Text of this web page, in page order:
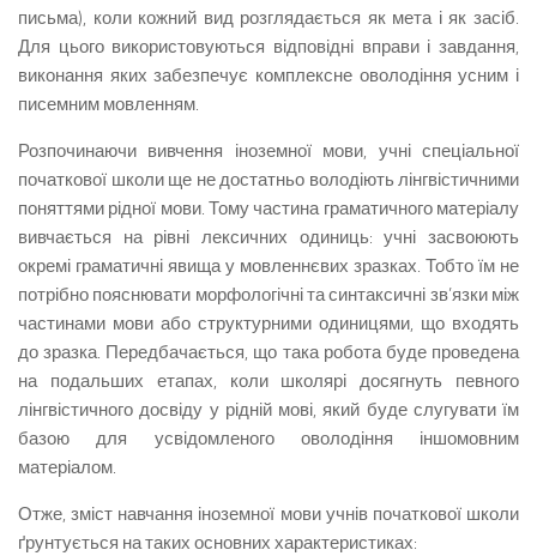
письма), коли кожний вид розглядається як мета і як засіб.
Для цього використовуються відповідні вправи і завдання,
виконання яких забезпечує комплексне оволодіння усним і
писемним мовленням.
Розпочинаючи вивчення іноземної мови, учні спеціальної
початкової школи ще не достатньо володіють лінгвістичними
поняттями рідної мови. Тому частина граматичного матеріалу
вивчається на рівні лексичних одиниць: учні засвоюють
окремі граматичні явища у мовленнєвих зразках. Тобто їм не
потрібно пояснювати морфологічні та синтаксичні зв’язки між
частинами мови або структурними одиницями, що входять
до зразка. Передбачається, що така робота буде проведена
на подальших етапах, коли школярі досягнуть певного
лінгвістичного досвіду у рідній мові, який буде слугувати їм
базою для усвідомленого оволодіння іншомовним
матеріалом.
Отже, зміст навчання іноземної мови учнів початкової школи
ґрунтується на таких основних характеристиках: